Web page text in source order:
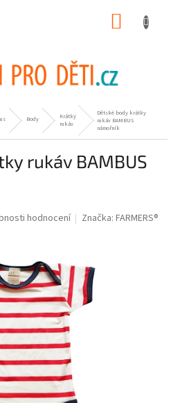
Body
Krátký
rukáv
Dětské body krátky
rukáv BAMBUS
námořník
rukáv BAMBUS
hodnocení Značka:FARMERS®